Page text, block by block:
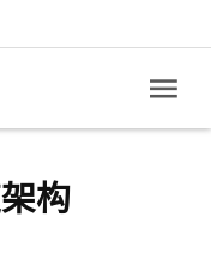
构